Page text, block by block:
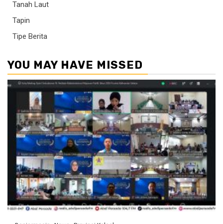
Tanah Laut
Tapin
Tipe Berita
YOU MAY HAVE MISSED